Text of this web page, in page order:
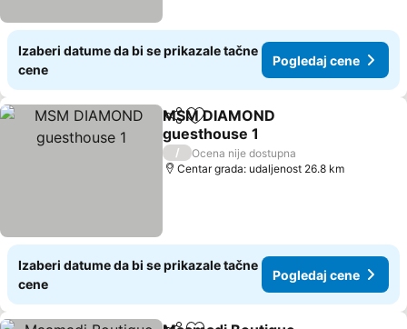
Izaberi datume da bi se prikazale tačne
cene
Pogledaj cene
Deli Dodati u favorite
MSM DIAMOND
guesthouse 1
/
Ocena nije dostupna
Centar grada: udaljenost 26.8 km
Izaberi datume da bi se prikazale tačne
cene
Pogledaj cene